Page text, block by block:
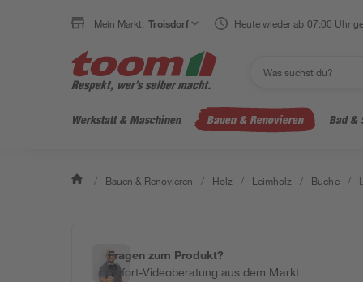
Mein Markt: Troisdorf Heute wieder ab 07:00 Uhr
Werkstatt & Maschinen Bauen & Renovieren Bad &
/ Bauen & Renovieren / Holz / Leimholz / Buche /
Fragen zum Produkt?
Sofort-Videoberatung aus dem Markt